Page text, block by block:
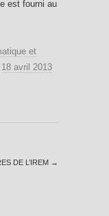
est fourni au
et
18 avril 2013
DE L’IREM →